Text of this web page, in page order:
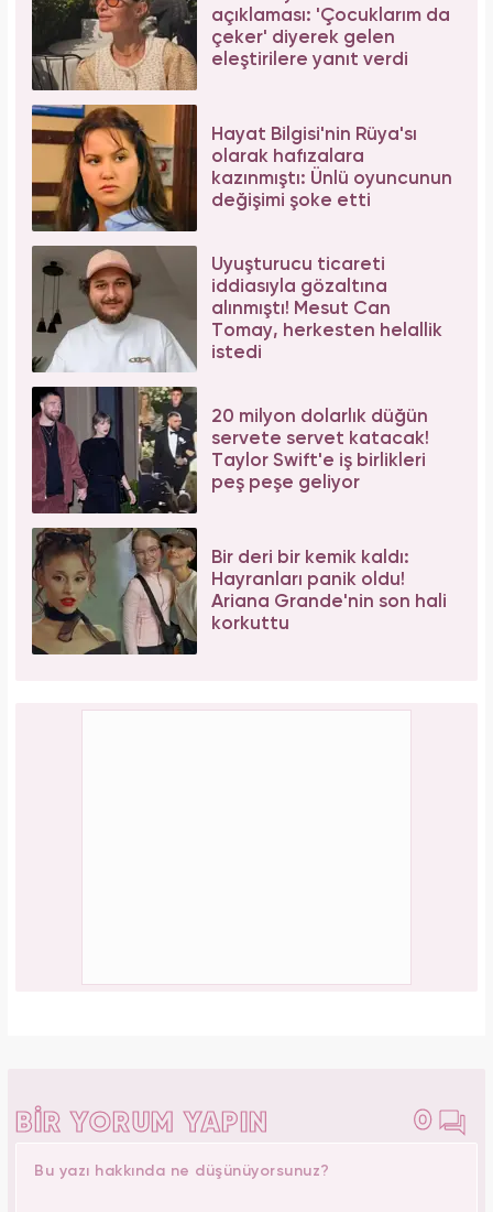
açıklaması: 'Çocuklarım da
çeker' diyerek gelen
eleştirilere yanıt verdi
Hayat Bilgisi'nin Rüya'sı
olarak hafızalara
kazınmıştı: Ünlü oyuncunun
değişimi şoke etti
Uyuşturucu ticareti
iddiasıyla gözaltına
alınmıştı! Mesut Can
Tomay, herkesten helallik
istedi
20 milyon dolarlık düğün
servete servet katacak!
Taylor Swift'e iş birlikleri
peş peşe geliyor
Bir deri bir kemik kaldı:
Hayranları panik oldu!
Ariana Grande'nin son hali
korkuttu
BİR YORUM YAPIN 0